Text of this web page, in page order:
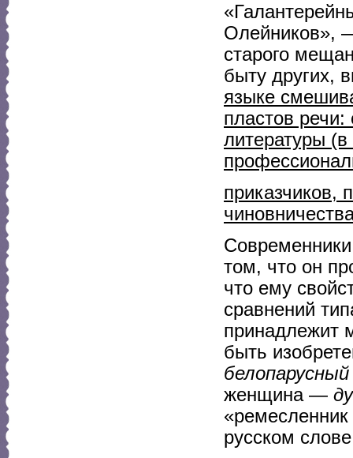
Олейников»,
старого
быту других,
языке
пластов речи:
литературы
приказчиков,
Современники
том, что он
что ему
сравнений
принадлежит
быть
женщина —
русском